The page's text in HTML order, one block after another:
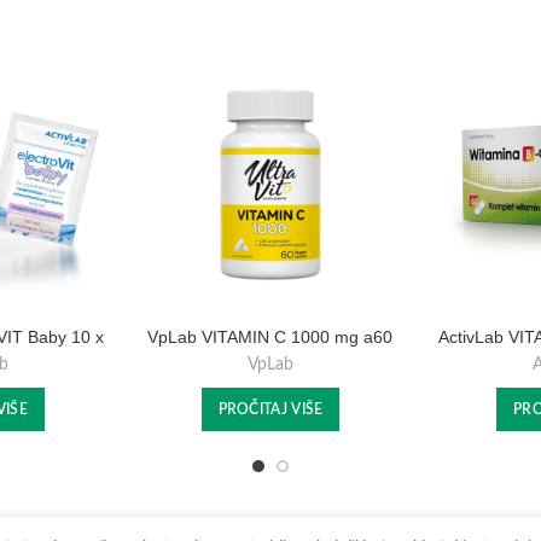
Baby 10 x
VpLab VITAMIN C 1000 mg a60
cps
VpLab
PROČITAJ VIŠE
ActivLab